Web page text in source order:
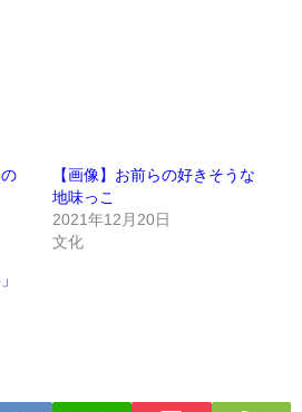
【画像】お前らの好きそうな
地味っこ
2021年12月20日
文化